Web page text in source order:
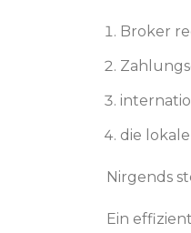
Broker
die
Nirgends
Ein